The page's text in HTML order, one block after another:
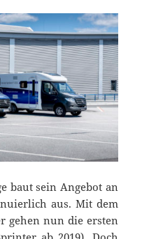
baut sein Angebot an
aus. Mit dem
gehen nun die ersten